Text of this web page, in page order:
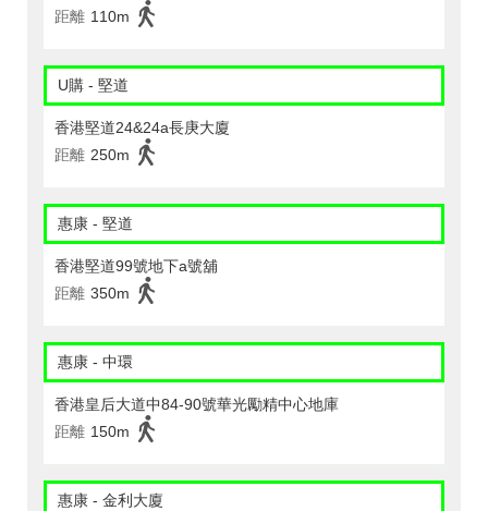
距離 110m
U購 - 堅道
香港堅道24&24a長庚大廈
距離 250m
惠康 - 堅道
香港堅道99號地下a號舖
距離 350m
惠康 - 中環
香港皇后大道中84-90號華光勵精中心地庫
距離 150m
惠康 - 金利大廈